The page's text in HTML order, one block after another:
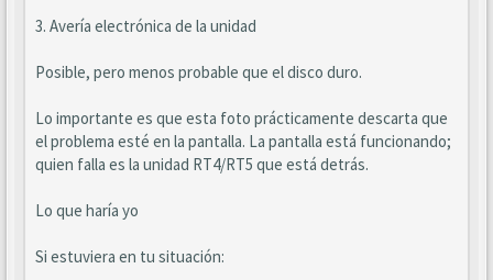
3. Avería electrónica de la unidad
Posible, pero menos probable que el disco duro.
Lo importante es que esta foto prácticamente descarta que
el problema esté en la pantalla. La pantalla está funcionando;
quien falla es la unidad RT4/RT5 que está detrás.
Lo que haría yo
Si estuviera en tu situación: